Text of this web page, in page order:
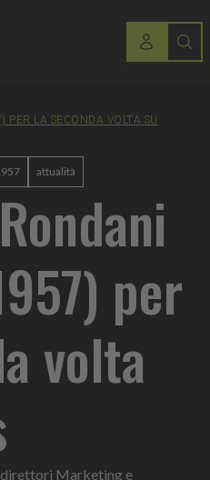
LA SECONDA VOLTA SU
attualità
per
volta
direttori Marketing e